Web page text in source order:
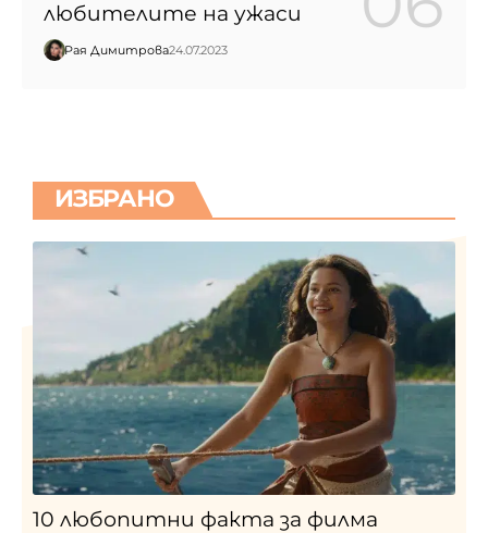
любителите на ужаси
Рая Димитрова24.07.2023
ИЗБРАНО
10 любопитни факта за филма